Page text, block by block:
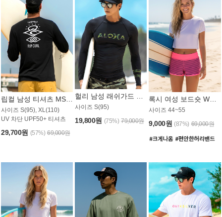
사이즈 S(95), XL(110)
UV 차단 UPF50+ 티셔츠
29,700원 (57%) 69,000원
사이즈 S(95)
19,800원 (75%) 79,000원
사이즈 44~55
9,000원 (87%) 69,000원